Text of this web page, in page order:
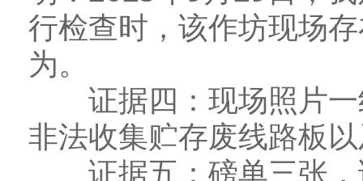
行检查时，该作坊现场
为。
证据四：现场照片一
非法收集贮存废线路板
证据五：磅单三张，